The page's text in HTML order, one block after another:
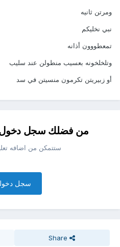
ومرتن ثانيه
نبي نخليكم
تمعطووون أذانه
وتلخلخونه بعسيب منطولن عند سليب
أو زبيريتن تكرمون منسيتن في سد
من فضلك سجل دخول
ستتمكن من اضافه
سجل
Share